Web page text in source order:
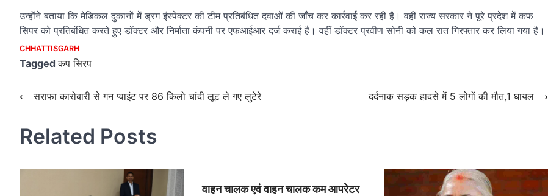
उन्होंने बताया कि मेडिकल दुकानों में ड्रग इंस्पेक्टर की टीम प्रतिबंधित दवाओं की जाँच कर कार्रवाई कर रही है। वहीं राज्य सरकार ने पूरे प्रदेश में कफ
सिपर को प्रतिबंधित करते हुए डॉक्टर और निर्माता कंपनी पर एफआईआर दर्ज कराई है। वहीं डॉक्टर प्रवीण सोनी को कल रात गिरफ्तार कर लिया गया है।
CHHATTISGARH
Taggedकप सिरप
Post
⟵सराफा कारोबारी से गन प्वाइंट पर 86 किलो चांदी लूट ले गए लुटेरे दर्दनाक सड़क हादसे में 5 लोगों की मौत,1 घायल⟶
Related Posts
वाहन चालक एवं वाहन चालक कम आपरेटर